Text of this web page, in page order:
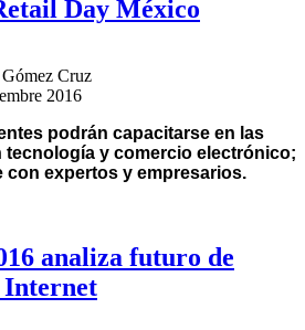
Day México
Cruz
2016
podrán capacitarse en las
tecnología y comercio electrónico;
con expertos y empresarios.
analiza futuro de
Internet